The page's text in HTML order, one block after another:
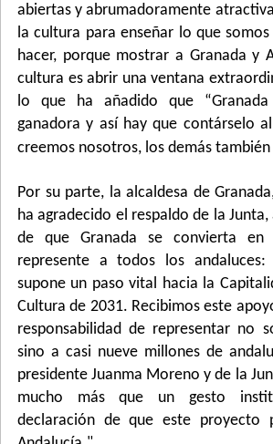
abiertas y abrumadoramente
la cultura para enseñar lo que
hacer, porque mostrar a Granada y
cultura es abrir una ventana
lo que ha añadido que
ganadora y así hay que contárselo
creemos nosotros, los demás
Por su parte, la alcaldesa de
ha agradecido el respaldo de la
de que Granada se convierta
represente a todos los
supone un paso vital hacia la
Cultura de 2031. Recibimos este
responsabilidad de representar no
sino a casi nueve millones de
presidente Juanma Moreno y de la
mucho más que un gesto
declaración de que este proyecto